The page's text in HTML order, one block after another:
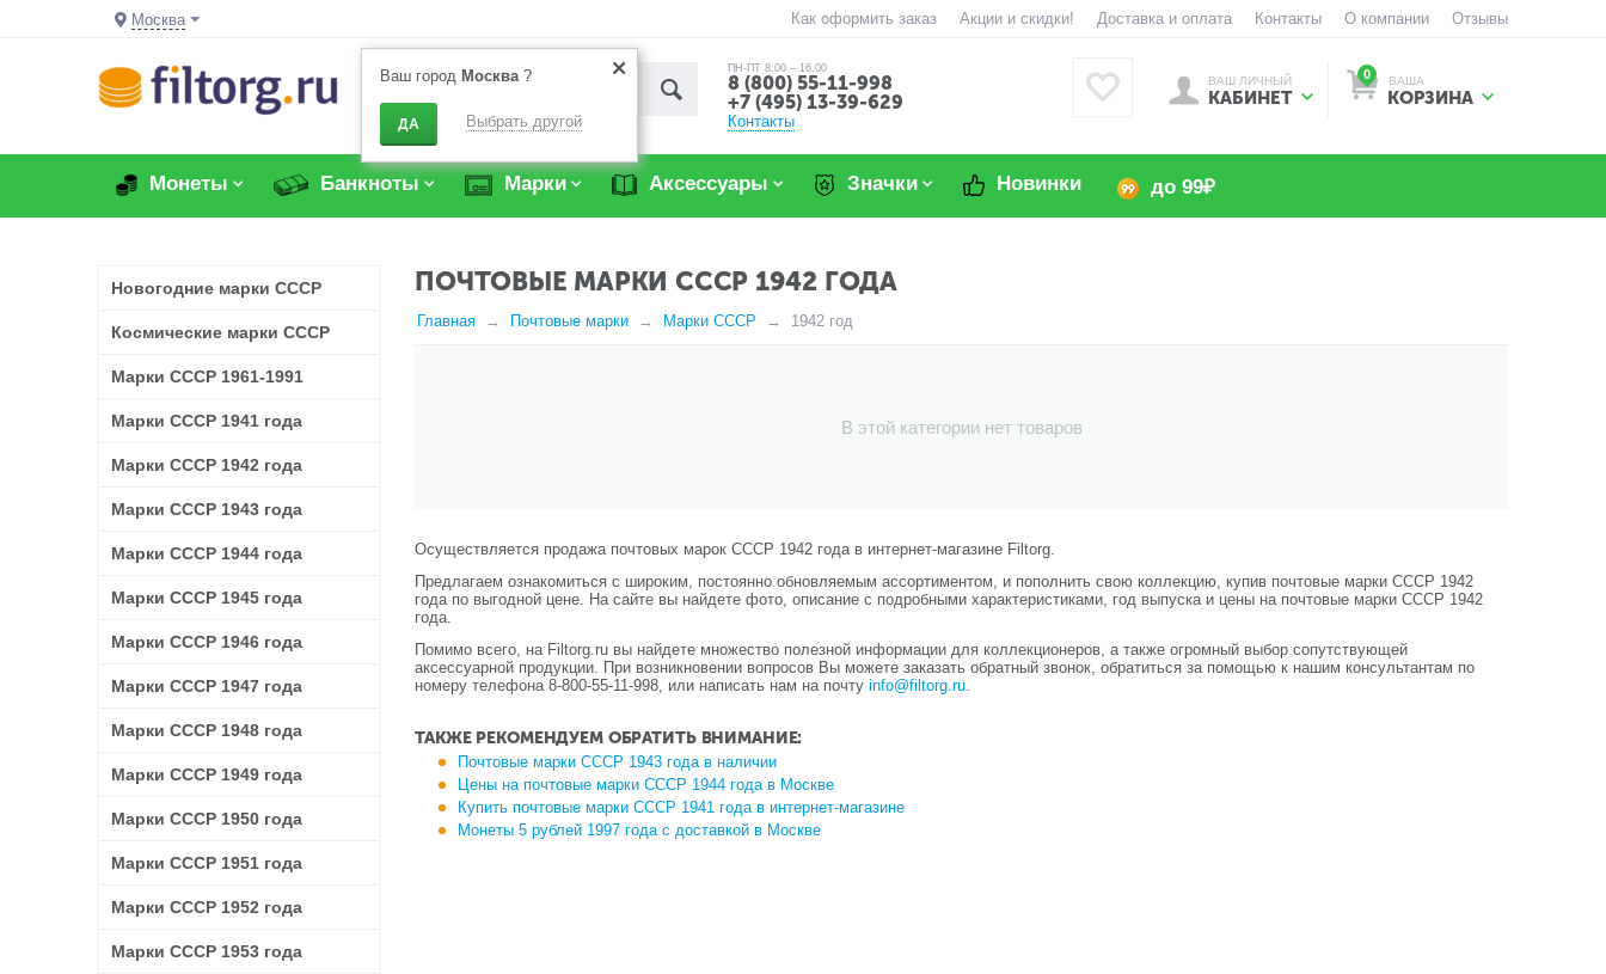
Москва
Ваш город Москва?
ДА Выбрать другой
Как оформить заказ Акции и скидки! Доставка и оплата Контакты О компании Отзывы
ПН-ПТ 8.00 – 16.00
8 (800) 55-11-998
+7 (495) 13-39-629
Контакты
0 ВАША
КОРЗИНА
ВАШ ЛИЧНЫЙ
КАБИНЕТ
Монеты Банкноты Марки Аксессуары Значки Новинки до 99₽
ПОЧТОВЫЕ МАРКИ СССР 1942 ГОДА
Главная Почтовые марки Марки СССР 1942 год
В этой категории нет товаров
Осуществляется продажа почтовых марок СССР 1942 года в интернет-магазине Filtorg.
Предлагаем ознакомиться с широким, постоянно обновляемым ассортиментом, и пополнить свою коллекцию, купив почтовые марки СССР 1942
года по выгодной цене. На сайте вы найдете фото, описание с подробными характеристиками, год выпуска и цены на почтовые марки СССР 1942
года.
Помимо всего, на Filtorg.ru вы найдете множество полезной информации для коллекционеров, а также огромный выбор сопутствующей
аксессуарной продукции. При возникновении вопросов Вы можете заказать обратный звонок, обратиться за помощью к нашим консультантам по
номеру телефона 8-800-55-11-998, или написать нам на почтуinfo@filtorg.ru.
ТАКЖЕ РЕКОМЕНДУЕМ ОБРАТИТЬ ВНИМАНИЕ:
Почтовые марки СССР 1943 года в наличии
Цены на почтовые марки СССР 1944 года в Москве
Купить почтовые марки СССР 1941 года в интернет-магазине
Монеты 5 рублей 1997 года с доставкой в Москве
Новогодние марки СССР
Космические марки СССР
Марки СССР 1961-1991
Марки СССР 1941 года
Марки СССР 1942 года
Марки СССР 1943 года
Марки СССР 1944 года
Марки СССР 1945 года
Марки СССР 1946 года
Марки СССР 1947 года
Марки СССР 1948 года
Марки СССР 1949 года
Марки СССР 1950 года
Марки СССР 1951 года
Марки СССР 1952 года
Марки СССР 1953 года